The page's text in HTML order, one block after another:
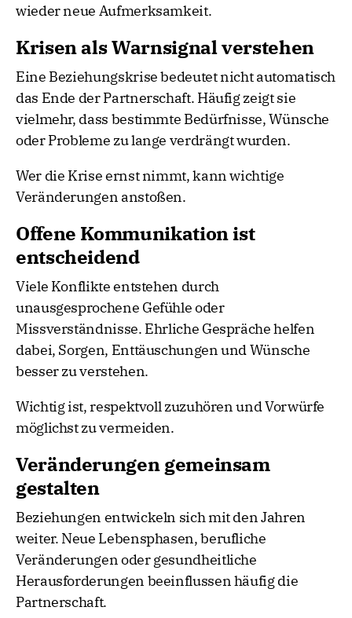
wieder neue Aufmerksamkeit.
Krisen als Warnsignal verstehen
Eine Beziehungskrise bedeutet nicht automatisch
das Ende der Partnerschaft. Häufig zeigt sie
vielmehr, dass bestimmte Bedürfnisse, Wünsche
oder Probleme zu lange verdrängt wurden.
Wer die Krise ernst nimmt, kann wichtige
Veränderungen anstoßen.
Offene Kommunikation ist
entscheidend
Viele Konflikte entstehen durch
unausgesprochene Gefühle oder
Missverständnisse. Ehrliche Gespräche helfen
dabei, Sorgen, Enttäuschungen und Wünsche
besser zu verstehen.
Wichtig ist, respektvoll zuzuhören und Vorwürfe
möglichst zu vermeiden.
Veränderungen gemeinsam
gestalten
Beziehungen entwickeln sich mit den Jahren
weiter. Neue Lebensphasen, berufliche
Veränderungen oder gesundheitliche
Herausforderungen beeinflussen häufig die
Partnerschaft.